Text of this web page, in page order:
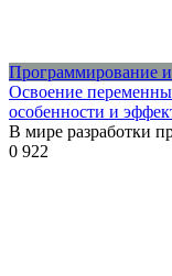
Программирование и
Освоение
особенности и
В мире разработки
0 922